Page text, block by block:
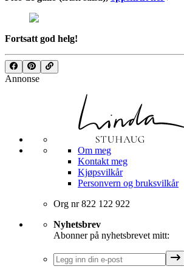
Fortsatt god helg!
Annonse
Om meg
Kontakt meg
Kjøpsvilkår
Personvern og bruksvilkår
Org nr 822 122 922
Nyhetsbrev
Abonner på nyhetsbrevet mitt: